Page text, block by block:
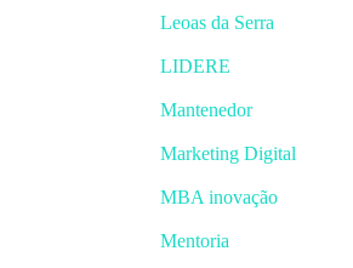
Leoas da Serra
LIDERE
Mantenedor
Marketing Digital
MBA inovação
Mentoria